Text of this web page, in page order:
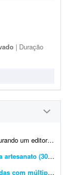
| Duração
A edição não precisa ser muito sofisticada. Procuro algo simples, dinâmico e ag...
Criação de conteúdo e edição de Shorts para artesanato (30 vídeos/mês)
Edição cinematográfica de salto de paraquedas com múltiplas câmeras